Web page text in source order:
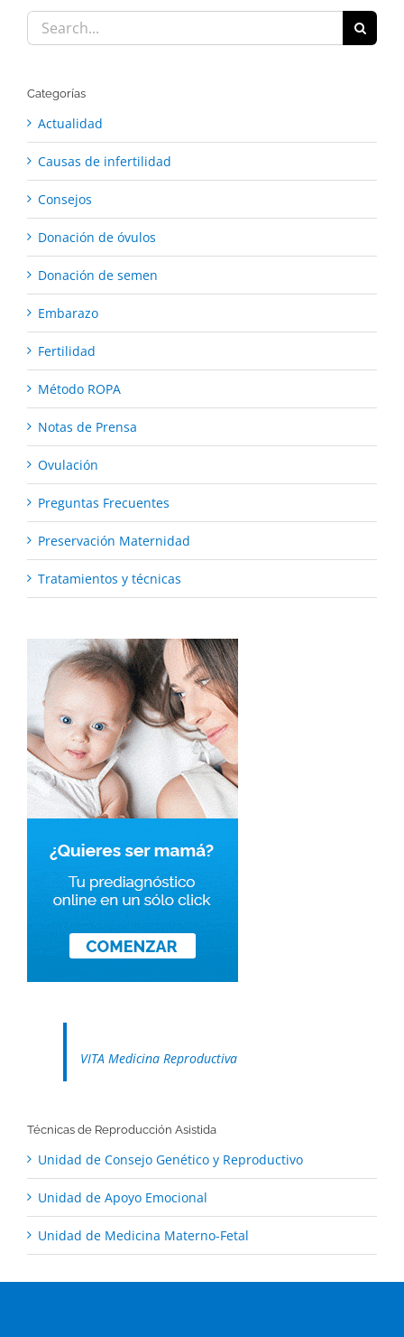
Search
for:
Categorías
Actualidad
Causas de infertilidad
Consejos
Donación de óvulos
Donación de semen
Embarazo
Fertilidad
Método ROPA
Notas de Prensa
Ovulación
Preguntas Frecuentes
Preservación Maternidad
Tratamientos y técnicas
VITA Medicina Reproductiva
Técnicas de Reproducción Asistida
Unidad de Consejo Genético y Reproductivo
Unidad de Apoyo Emocional
Unidad de Medicina Materno-Fetal